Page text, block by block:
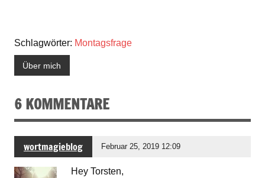
Schlagwörter: Montagsfrage
Über mich
6 KOMMENTARE
wortmagieblog Februar 25, 2019 12:09
Hey Torsten,